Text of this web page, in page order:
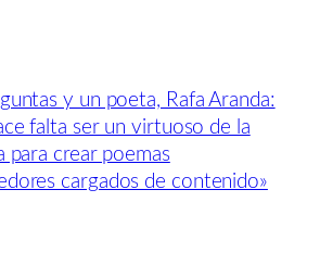
y un poeta, Rafa Aranda:
falta ser un virtuoso de la
para crear poemas
cargados de contenido»